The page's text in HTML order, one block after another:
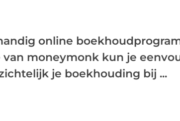
online
moneymonk kun je
je boekhouding bij ...